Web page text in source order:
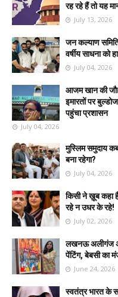
रह रहे हैं तो यह
July 13, 2026
जन कल्याण
वर्षीय साधना को
July 04, 2026
आजम खान की
इमारतों पर
पहुंचा प्रशासन
July 04, 2026
मुस्लिम समुदाय
बना रहेगा?
July 04, 2026
किसी ने ख़ूब कहा
रहे न उधर के रहे!
July 02, 2026
लखनऊ अलीगंज
पेंटिंग, बेबसी का
June 24, 2026
स्वतंत्र भारत के